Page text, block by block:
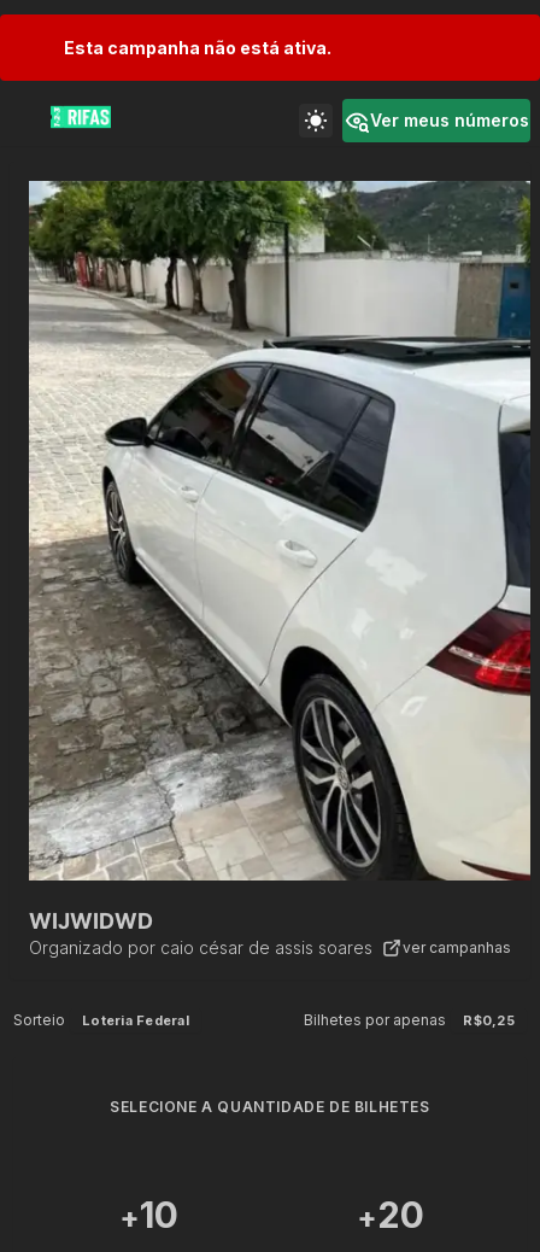
Esta campanha não está ativa.
Ver meus números
WIJWIDWD
Organizado por caio césar de assis soares ver campanhas
Sorteio Loteria Federal Bilhetes por apenas R$0,25
SELECIONE A QUANTIDADE DE BILHETES
+10 +20